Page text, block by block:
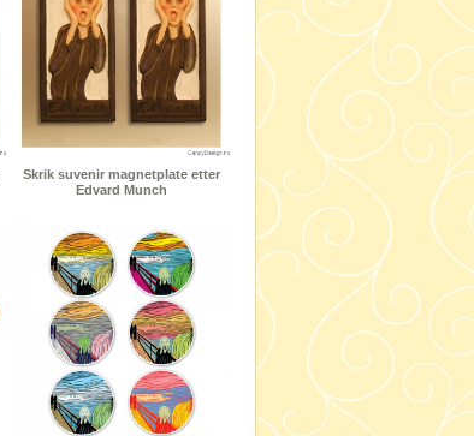
Skrik suvenir magnetplate etter
Edvard Munch